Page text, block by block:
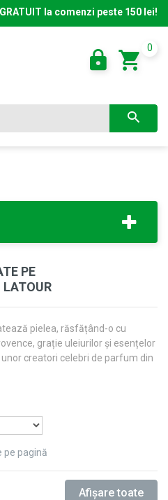
la comenzi peste 150 lei!
0
PE
LATOUR
pielea, răsfățând-o cu
grație uleiurilor și esențelor
creatori celebri de parfum din
pe pagină
Afişare toate